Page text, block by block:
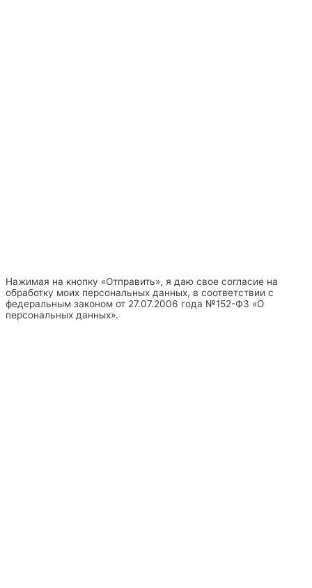
Нажимая на кнопку «Отправить», я даю свое согласие на
обработку моих персональных данных, в соответствии с
федеральным законом от 27.07.2006 года №152-Ф3 «О
персональных данных».